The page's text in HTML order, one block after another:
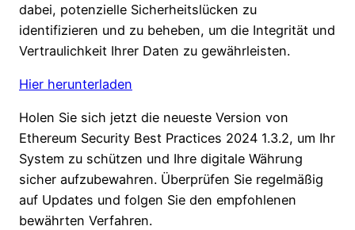
dabei, potenzielle Sicherheitslücken zu
identifizieren und zu beheben, um die Integrität und
Vertraulichkeit Ihrer Daten zu gewährleisten.
Hier herunterladen
Holen Sie sich jetzt die neueste Version von
Ethereum Security Best Practices 2024 1.3.2, um Ihr
System zu schützen und Ihre digitale Währung
sicher aufzubewahren. Überprüfen Sie regelmäßig
auf Updates und folgen Sie den empfohlenen
bewährten Verfahren.